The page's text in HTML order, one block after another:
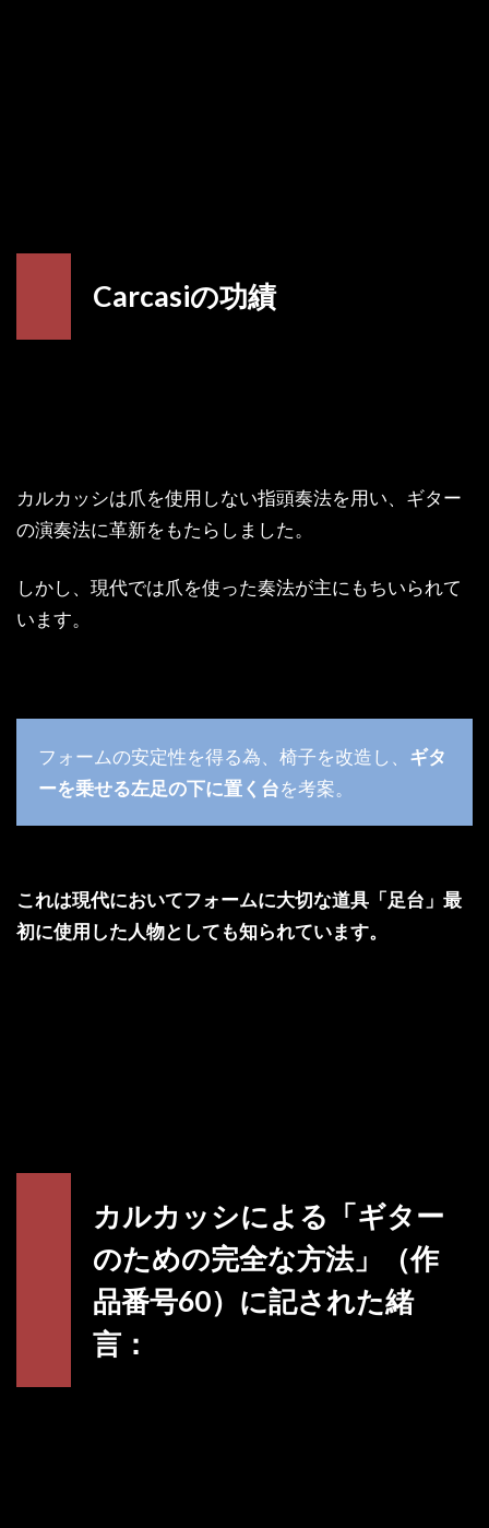
Carcasiの功績
カルカッシは爪を使用しない指頭奏法を用い、ギター
の演奏法に革新をもたらしました。
しかし、現代では爪を使った奏法が主にもちいられて
います。
フォームの安定性を得る為、椅子を改造し、 ギタ
ーを乗せる左足の下に置く台を考案。
これは現代においてフォームに大切な道具「足台」最
初に使用した人物としても知られています。
カルカッシによる「ギター
のための完全な方法」（作
品番号60）に記された緒
言：